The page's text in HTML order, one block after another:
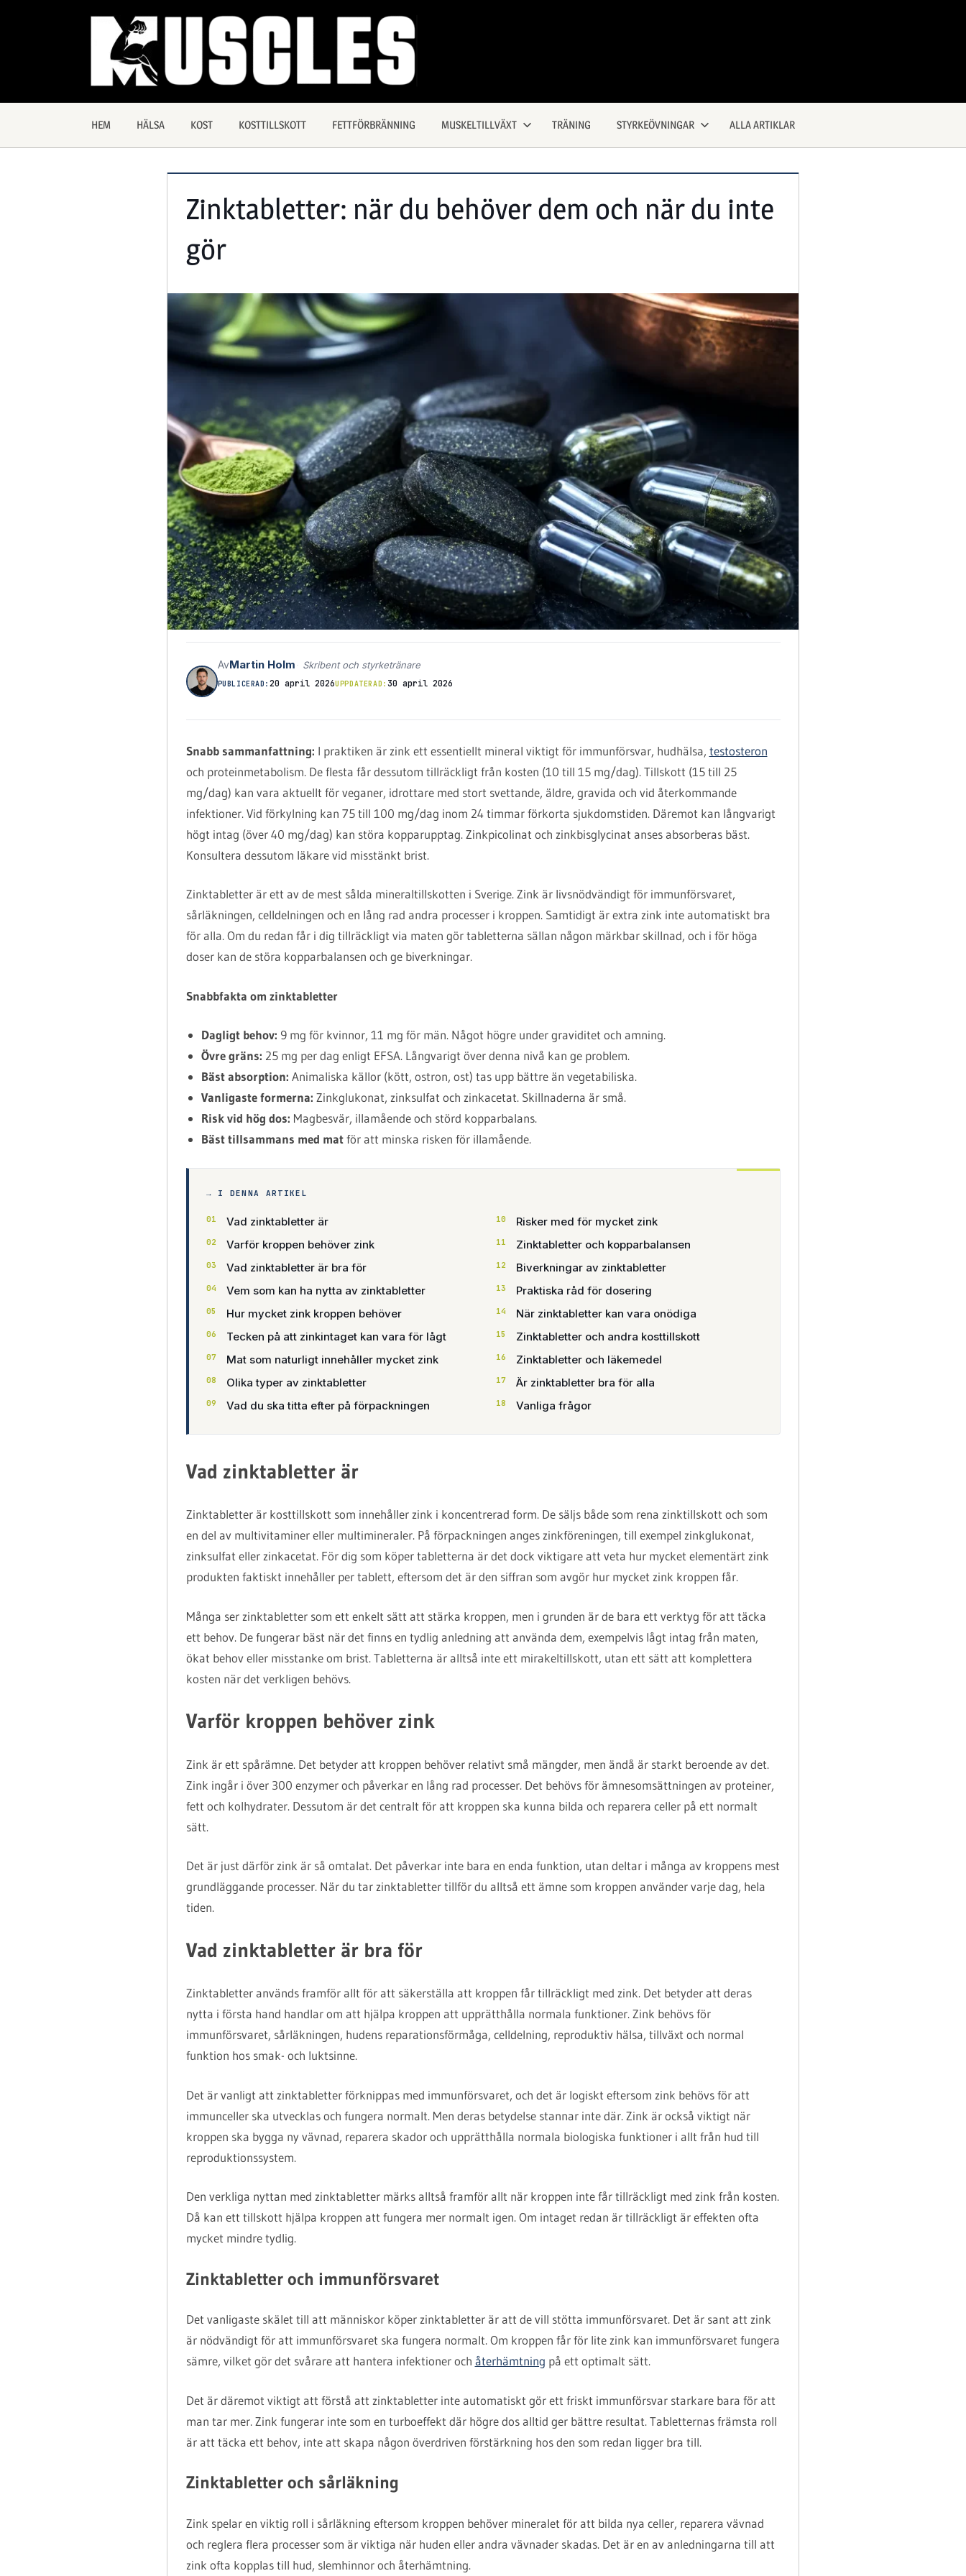
Muscles
Allt
om
hälsa
HEM HÄLSA KOST KOSTTILLSKOTT FETTFÖRBRÄNNING MUSKELTILLVÄXT TRÄNING STYRKEÖVNINGAR ALLA ARTIKLAR
Zinktabletter: när du behöver dem och när du inte
gör
AvMartin Holm Skribent och styrketränare
PUBLICERAD:20 april 2026UPPDATERAD: 30 april 2026
Snabb sammanfattning: I praktiken är zink ett essentiellt mineral viktigt för immunförsvar, hudhälsa, testosteron
och proteinmetabolism. De flesta får dessutom tillräckligt från kosten (10 till 15 mg/dag). Tillskott (15 till 25
mg/dag) kan vara aktuellt för veganer, idrottare med stort svettande, äldre, gravida och vid återkommande
infektioner. Vid förkylning kan 75 till 100 mg/dag inom 24 timmar förkorta sjukdomstiden. Däremot kan långvarigt
högt intag (över 40 mg/dag) kan störa kopparupptag. Zinkpicolinat och zinkbisglycinat anses absorberas bäst.
Konsultera dessutom läkare vid misstänkt brist.
Zinktabletter är ett av de mest sålda mineraltillskotten i Sverige. Zink är livsnödvändigt för immunförsvaret,
sårläkningen, celldelningen och en lång rad andra processer i kroppen. Samtidigt är extra zink inte automatiskt bra
för alla. Om du redan får i dig tillräckligt via maten gör tabletterna sällan någon märkbar skillnad, och i för höga
doser kan de störa kopparbalansen och ge biverkningar.
Snabbfakta om zinktabletter
Dagligt behov: 9 mg för kvinnor, 11 mg för män. Något högre under graviditet och amning.
Övre gräns: 25 mg per dag enligt EFSA. Långvarigt över denna nivå kan ge problem.
Bäst absorption: Animaliska källor (kött, ostron, ost) tas upp bättre än vegetabiliska.
Vanligaste formerna: Zinkglukonat, zinksulfat och zinkacetat. Skillnaderna är små.
Risk vid hög dos: Magbesvär, illamående och störd kopparbalans.
Bäst tillsammans med matför att minska risken för illamående.
→ I DENNA ARTIKEL
Vad zinktabletter är
Varför kroppen behöver zink
Vad zinktabletter är bra för
Vem som kan ha nytta av zinktabletter
Hur mycket zink kroppen behöver
Tecken på att zinkintaget kan vara för lågt
Mat som naturligt innehåller mycket zink
Olika typer av zinktabletter
Vad du ska titta efter på förpackningen
Risker med för mycket zink
Zinktabletter och kopparbalansen
Biverkningar av zinktabletter
Praktiska råd för dosering
När zinktabletter kan vara onödiga
Zinktabletter och andra kosttillskott
Zinktabletter och läkemedel
Är zinktabletter bra för alla
Vanliga frågor
Vad zinktabletter är
Zinktabletter är kosttillskott som innehåller zink i koncentrerad form. De säljs både som rena zinktillskott och som
en del av multivitaminer eller multimineraler. På förpackningen anges zinkföreningen, till exempel zinkglukonat,
zinksulfat eller zinkacetat. För dig som köper tabletterna är det dock viktigare att veta hur mycket elementärt zink
produkten faktiskt innehåller per tablett, eftersom det är den siffran som avgör hur mycket zink kroppen får.
Många ser zinktabletter som ett enkelt sätt att stärka kroppen, men i grunden är de bara ett verktyg för att täcka
ett behov. De fungerar bäst när det finns en tydlig anledning att använda dem, exempelvis lågt intag från maten,
ökat behov eller misstanke om brist. Tabletterna är alltså inte ett mirakeltillskott, utan ett sätt att komplettera
kosten när det verkligen behövs.
Varför kroppen behöver zink
Zink är ett spårämne. Det betyder att kroppen behöver relativt små mängder, men ändå är starkt beroende av det.
Zink ingår i över 300 enzymer och påverkar en lång rad processer. Det behövs för ämnesomsättningen av proteiner,
fett och kolhydrater. Dessutom är det centralt för att kroppen ska kunna bilda och reparera celler på ett normalt
sätt.
Det är just därför zink är så omtalat. Det påverkar inte bara en enda funktion, utan deltar i många av kroppens mest
grundläggande processer. När du tar zinktabletter tillför du alltså ett ämne som kroppen använder varje dag, hela
tiden.
Vad zinktabletter är bra för
Zinktabletter används framför allt för att säkerställa att kroppen får tillräckligt med zink. Det betyder att deras
nytta i första hand handlar om att hjälpa kroppen att upprätthålla normala funktioner. Zink behövs för
immunförsvaret, sårläkningen, hudens reparationsförmåga, celldelning, reproduktiv hälsa, tillväxt och normal
funktion hos smak- och luktsinne.
Det är vanligt att zinktabletter förknippas med immunförsvaret, och det är logiskt eftersom zink behövs för att
immunceller ska utvecklas och fungera normalt. Men deras betydelse stannar inte där. Zink är också viktigt när
kroppen ska bygga ny vävnad, reparera skador och upprätthålla normala biologiska funktioner i allt från hud till
reproduktionssystem.
Den verkliga nyttan med zinktabletter märks alltså framför allt när kroppen inte får tillräckligt med zink från kosten.
Då kan ett tillskott hjälpa kroppen att fungera mer normalt igen. Om intaget redan är tillräckligt är effekten ofta
mycket mindre tydlig.
Zinktabletter och immunförsvaret
Det vanligaste skälet till att människor köper zinktabletter är att de vill stötta immunförsvaret. Det är sant att zink
är nödvändigt för att immunförsvaret ska fungera normalt. Om kroppen får för lite zink kan immunförsvaret fungera
sämre, vilket gör det svårare att hantera infektioner och återhämtning på ett optimalt sätt.
Det är däremot viktigt att förstå att zinktabletter inte automatiskt gör ett friskt immunförsvar starkare bara för att
man tar mer. Zink fungerar inte som en turboeffekt där högre dos alltid ger bättre resultat. Tabletternas främsta roll
är att täcka ett behov, inte att skapa någon överdriven förstärkning hos den som redan ligger bra till.
Zinktabletter och sårläkning
Zink spelar en viktig roll i sårläkning eftersom kroppen behöver mineralet för att bilda nya celler, reparera vävnad
och reglera flera processer som är viktiga när huden eller andra vävnader skadas. Det är en av anledningarna till att
zink ofta kopplas till hud, slemhinnor och återhämtning.